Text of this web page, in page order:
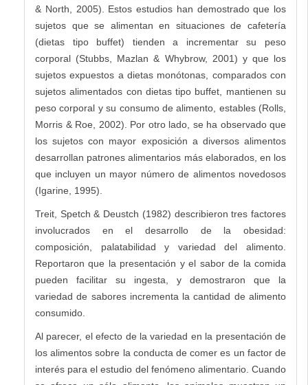
& North, 2005). Estos estudios han demostrado que los
sujetos que se alimentan en situaciones de cafetería
(dietas tipo buffet) tienden a incrementar su peso
corporal (Stubbs, Mazlan & Whybrow, 2001) y que los
sujetos expuestos a dietas monótonas, comparados con
sujetos alimentados con dietas tipo buffet, mantienen su
peso corporal y su consumo de alimento, estables (Rolls,
Morris & Roe, 2002). Por otro lado, se ha observado que
los sujetos con mayor exposición a diversos alimentos
desarrollan patrones alimentarios más elaborados, en los
que incluyen un mayor número de alimentos novedosos
(Igarine, 1995).
Treit, Spetch & Deustch (1982) describieron tres factores
involucrados en el desarrollo de la obesidad:
composición, palatabilidad y variedad del alimento.
Reportaron que la presentación y el sabor de la comida
pueden facilitar su ingesta, y demostraron que la
variedad de sabores incrementa la cantidad de alimento
consumido.
Al parecer, el efecto de la variedad en la presentación de
los alimentos sobre la conducta de comer es un factor de
interés para el estudio del fenómeno alimentario. Cuando